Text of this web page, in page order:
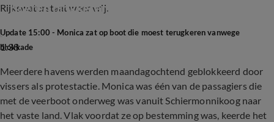
Rijkswaterstaat weer vrij.
1:38
Boeren blokkeren wegen door heel het land
Update 15:00 - Monica zat op boot die moest terugkeren vanwege
blokkade
Meerdere havens werden maandagochtend geblokkeerd door
vissers als protestactie. Monica was één van de passagiers die
met de veerboot onderweg was vanuit Schiermonnikoog naar
het vaste land. Vlak voordat ze op bestemming was, keerde het